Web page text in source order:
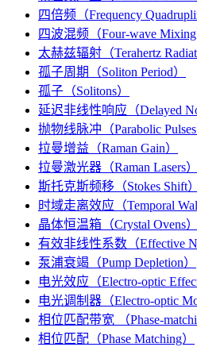
四倍频（Frequency
四波混频（Four-wave Mixing
太赫兹辐射（Terahertz
孤子周期（Soliton Period）
孤子（Solitons）
延迟非线性响应（Delayed
抛物线脉冲（Parabolic Pulses
拉曼增益（Raman Gain）
拉曼激光器（Raman Lasers）
斯托克斯频移（Stokes Shift）
时域走离效应（Temporal
晶体恒温箱（Crystal Ovens）
有效非线性系数（Effective
泵浦衰竭（Pump Depletion）
电光效应（Electro-optic Effect
电光调制器（Electro-optic
相位匹配带宽 （Phase-
相位匹配（Phase Matching）